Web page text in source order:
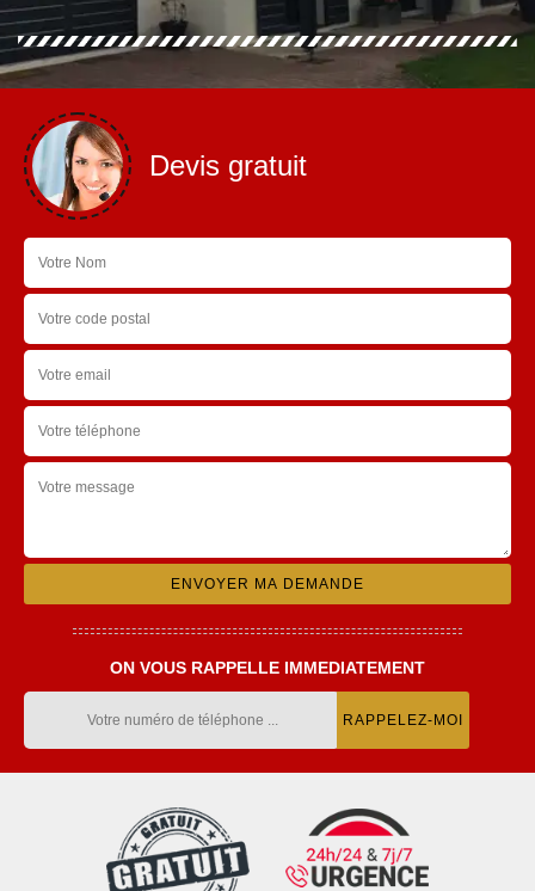
Devis gratuit
ON VOUS RAPPELLE IMMEDIATEMENT